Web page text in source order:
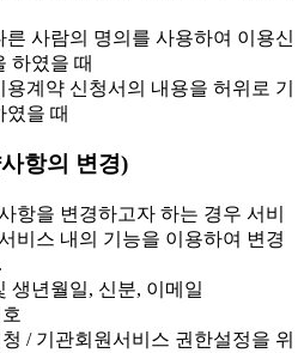
른 사람의 명의를 사용하여 이용신
하였을 때
용계약 신청서의 내용을 허위로 기
였을 때
항의 변경)
항을 변경하고자 하는 경우 서비
비스 내의 기능을 이용하여 변경
생년월일, 신분, 이메일
/ 기관회원서비스 권한설정을 위